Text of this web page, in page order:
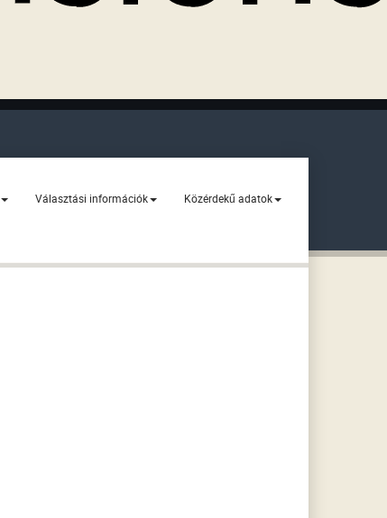
Választási információk Közérdekű adatok